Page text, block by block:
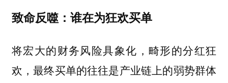
致命反噬：谁在为狂欢买单
将宏大的财务风险具象化，畸形的分红狂
欢，最终买单的往往是产业链上的弱势群体